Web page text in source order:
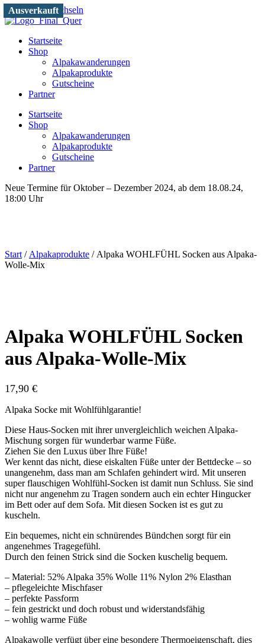
Zum Inhalt wechseln
Startseite
Shop
Alpakawanderungen
Alpakaprodukte
Gutscheine
Partner
Startseite
Shop
Alpakawanderungen
Alpakaprodukte
Gutscheine
Partner
Neue Termine für Oktober – Dezember 2024, ab dem 18.08.24,
18:00 Uhr
Start / Alpakaprodukte / Alpaka WOHLFÜHL Socken aus Alpaka-
Wolle-Mix
Alpaka WOHLFÜHL Socken
aus Alpaka-Wolle-Mix
17,90 €
Alpaka Socke mit Wohlfühlgarantie!
Diese Haus-Socken mit ihrer unvergleichlich weichen Alpaka-
Mischung sorgen für wunderbar warme Füße.
Ziehen Sie den Luxus über Ihre Füße!
Wer kennt das nicht, diese eiskalten Füße unter der Bettdecke – so
unangenehm, dass man am Schlafen gehindert wird. Mit unseren
super flauschigen Wohlfühl-Socken ist damit nun Schluss. Sie sind
nicht nur angenehm zu Tragen sondern auch ein echter Hingucker
im Bett oder auf dem Sofa. Mit diesen Socken ist es gut zu
kuscheln.
Ein bequemes, nicht ein schnürendes Bündchen sorgt für ein
angenehmes Tragegefühl.
Durch den feinen Strick sind die Socken kuschelig bequem.
– Material: 52% Alpaka 35% Wolle 11% Nylon 2% Elasthan
– pflegeleichte Mischfaser
– perfekte Passform
– fein gestrickt und doch robust und widerstandsfähig
– wohlig warme Füße
Alpakawolle verfügt über eine besondere Thermoeigenschaft, dies
Ausverkauft